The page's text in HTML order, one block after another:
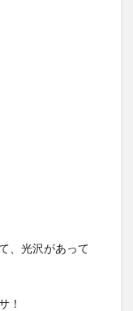
、光沢があって
！